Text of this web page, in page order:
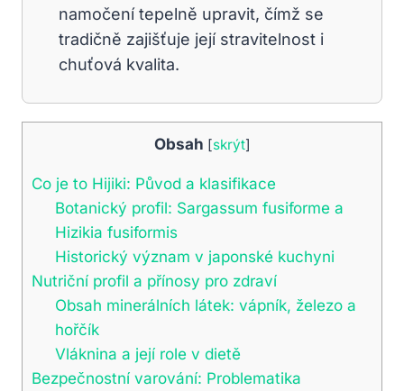
namočení tepelně upravit, čímž se
tradičně zajišťuje její stravitelnost i
chuťová kvalita.
Obsah [skrýt]
Co je to Hijiki: Původ a klasifikace
Botanický profil: Sargassum fusiforme a
Hizikia fusiformis
Historický význam v japonské kuchyni
Nutriční profil a přínosy pro zdraví
Obsah minerálních látek: vápník, železo a
hořčík
Vláknina a její role v dietě
Bezpečnostní varování: Problematika